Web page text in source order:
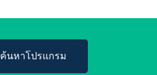
ค้นหาโปรแกรม